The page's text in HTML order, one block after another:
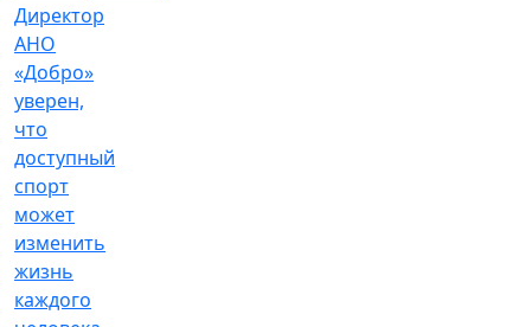
Директор
АНО
«Добро»
уверен,
что
доступный
спорт
может
изменить
жизнь
каждого